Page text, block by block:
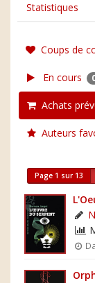
Statistiques
Coups de
En cours
Achats
Auteurs
Page 1 sur 13